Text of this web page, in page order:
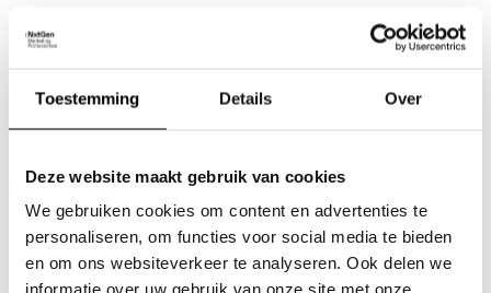
Toestemming Details Over
Deze website maakt gebruik van cookies
We gebruiken cookies om content en advertenties te
personaliseren, om functies voor social media te bieden
en om ons websiteverkeer te analyseren. Ook delen we
informatie over uw gebruik van onze site met onze
Activities
Creative Hub
Work
Contact